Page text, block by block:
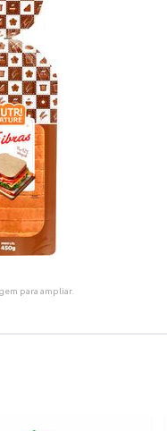
para ampliar.